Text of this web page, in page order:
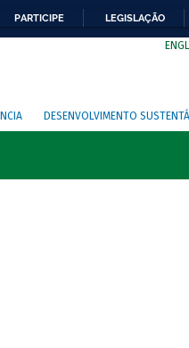
PARTICIPE LEGISLAÇÃO
DESENVOLVIMENTO